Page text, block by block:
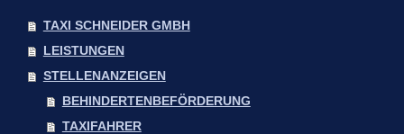
TAXI SCHNEIDER GMBH
LEISTUNGEN
STELLENANZEIGEN
BEHINDERTENBEFÖRDERUNG
TAXIFAHRER